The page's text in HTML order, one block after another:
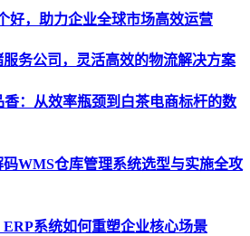
好，助力企业全球市场高效运营
务公司，灵活高效的物流解决方案
：从效率瓶颈到白茶电商标杆的数
WMS仓库管理系统选型与实施全攻
系统如何重塑企业核心场景